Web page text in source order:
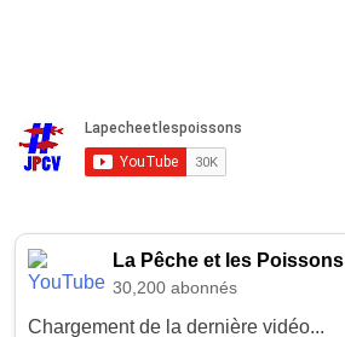
La Pêche et les Poissons
30,200 abonnés
Chargement de la dernière vidéo...